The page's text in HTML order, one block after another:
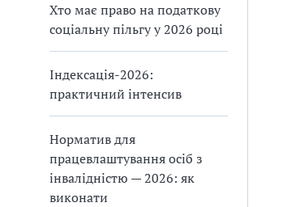
Хто має право на податкову
соціальну пільгу у 2026 році
Індексація-2026:
практичний інтенсив
Норматив для
працевлаштування осіб з
інвалідністю — 2026: як
виконати